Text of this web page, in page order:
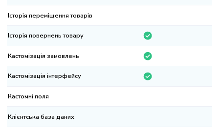
переміщення товарів
повернень товару
замовлень
інтерфейсу
поля
база даних